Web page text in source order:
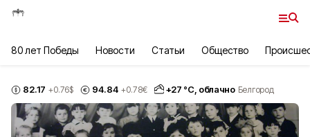
80 лет Победы Новости Статьи Общество
82.17 +0.76$ 94.84 +0.78€ +27 °С, облачно Белгород